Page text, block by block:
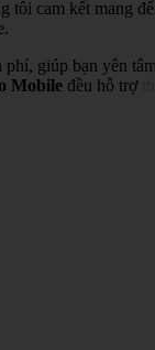
tôi cam kết mang
giúp bạn yên
Mobile đều hỗ trợ